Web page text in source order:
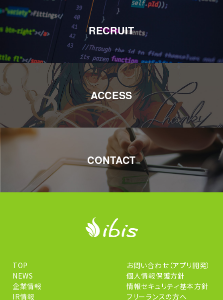
RECRUIT
ACCESS
CONTACT
TOP
NEWS
企業情報
IR情報
お問い合わせ（アプリ開発）
個人情報保護方針
情報セキュリティ基本方針
フリーランスの方へ